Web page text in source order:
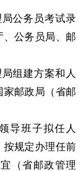
公务员考试录
、公务员局、邮
组建方案和人
家邮政局（省邮
班子拟任人
按规定办理任前
（省邮政管理